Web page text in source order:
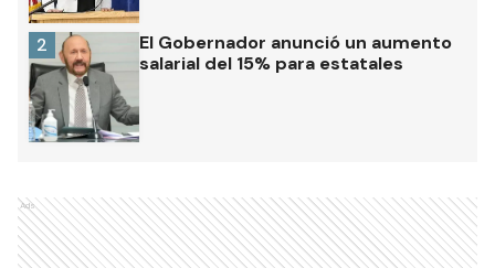
El Gobernador anunció un aumento
salarial del 15% para estatales
2
Ads